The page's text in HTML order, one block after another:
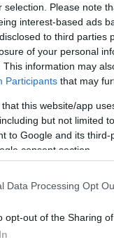
selection. Please note
interest-based ads
to third parties
of your personal
This information may
Participants that may
that this website/app
but not limited
to Google and its
consent section.
Data Processing Opt
opt-out of the Sharing